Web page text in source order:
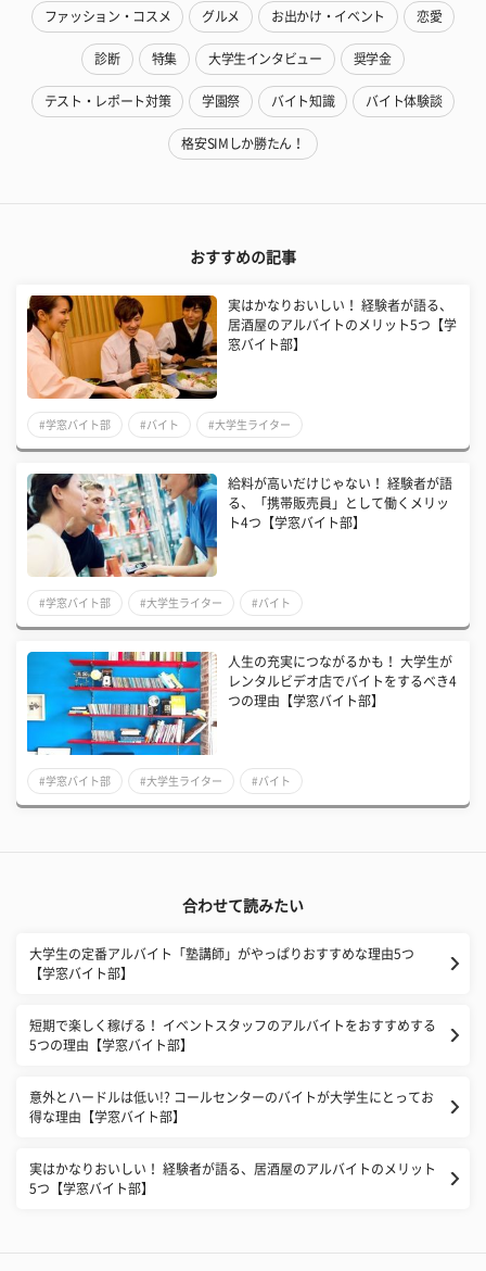
ファッション・コスメ グルメ お出かけ・イベント 恋愛
診断 特集 大学生インタビュー 奨学金
テスト・レポート対策 学園祭 バイト知識 バイト体験談
格安SIMしか勝たん！
おすすめの記事
実はかなりおいしい！ 経験者が語る、
居酒屋のアルバイトのメリット5つ【学
窓バイト部】
#学窓バイト部 #バイト #大学生ライター
給料が高いだけじゃない！ 経験者が語
る、「携帯販売員」として働くメリッ
ト4つ【学窓バイト部】
#学窓バイト部 #大学生ライター #バイト
人生の充実につながるかも！ 大学生が
レンタルビデオ店でバイトをするべき4
つの理由【学窓バイト部】
#学窓バイト部 #大学生ライター #バイト
合わせて読みたい
大学生の定番アルバイト「塾講師」がやっぱりおすすめな理由5つ
【学窓バイト部】
短期で楽しく稼げる！ イベントスタッフのアルバイトをおすすめする
5つの理由【学窓バイト部】
意外とハードルは低い!? コールセンターのバイトが大学生にとってお
得な理由【学窓バイト部】
実はかなりおいしい！ 経験者が語る、居酒屋のアルバイトのメリット
5つ【学窓バイト部】